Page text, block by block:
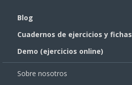
Blog
Cuadernos de ejercicios y fichas
Demo (ejercicios online)
Sobre nosotros